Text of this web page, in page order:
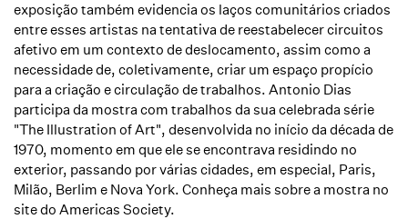
exposição também evidencia os laços comunitários criados
entre esses artistas na tentativa de reestabelecer circuitos
afetivo em um contexto de deslocamento, assim como a
necessidade de, coletivamente, criar um espaço propício
para a criação e circulação de trabalhos. Antonio Dias
participa da mostra com trabalhos da sua celebrada série
"The Illustration of Art", desenvolvida no início da década de
1970, momento em que ele se encontrava residindo no
exterior, passando por várias cidades, em especial, Paris,
Milão, Berlim e Nova York. Conheça mais sobre a mostra no
site do Americas Society.